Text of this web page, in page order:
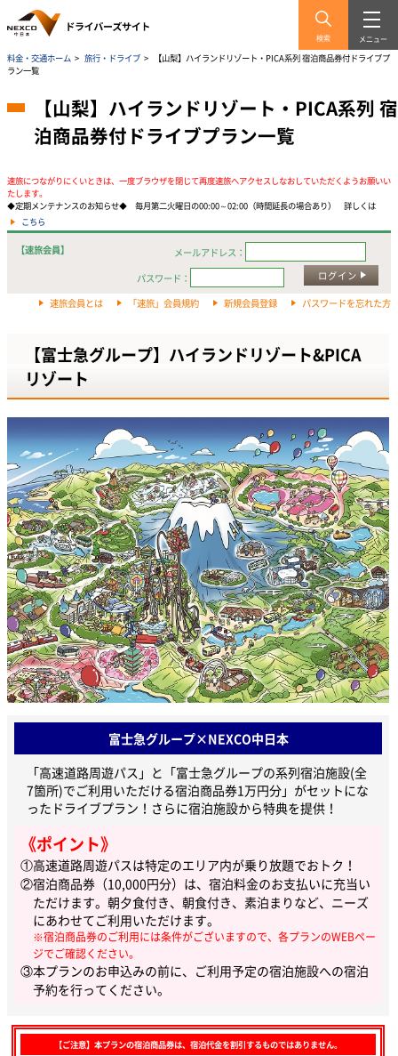
検索 メニュー
料金・交通ホーム > 旅行・ドライブ >
【山梨】ハイランドリゾート・PICA系列 宿泊商品券付ドライブプ
ラン一覧
【山梨】ハイランドリゾート・PICA系列 宿
泊商品券付ドライブプラン一覧
速旅につながりにくいときは、一度ブラウザを閉じて再度速旅へアクセスしなおしていただくようお願いい
たします。
◆定期メンテナンスのお知らせ◆ 毎月第二火曜日の00:00～02:00（時間延長の場合あり） 詳しくは
こちら
【速旅会員】
メールアドレス：
パスワード：
ログイン
速旅会員とは 「速旅」会員規約 新規会員登録 パスワードを忘れた方
【富士急グループ】ハイランドリゾート&PICA
リゾート
富士急グループ×NEXCO中日本
「高速道路周遊パス」と「富士急グループの系列宿泊施設(全
7箇所)でご利用いただける宿泊商品券1万円分」がセットにな
ったドライブプラン！さらに宿泊施設から特典を提供！
《ポイント》
①高速道路周遊パスは特定のエリア内が乗り放題でおトク！
②宿泊商品券（10,000円分）は、宿泊料金のお支払いに充当い
ただけます。朝夕食付き、朝食付き、素泊まりなど、ニーズ
にあわせてご利用いただけます。
※宿泊商品券のご利用には条件がございますので、各プランのWEBペー
ジでご確認ください。
③本プランのお申込みの前に、ご利用予定の宿泊施設への宿泊
予約を行ってください。
【ご注意】本プランの宿泊商品券は、宿泊代金を割引するものではありません。